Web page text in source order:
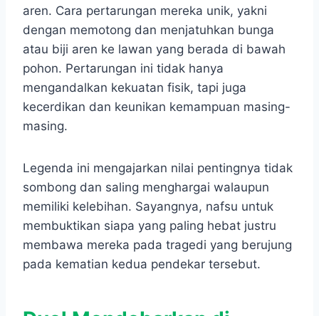
aren. Cara pertarungan mereka unik, yakni
dengan memotong dan menjatuhkan bunga
atau biji aren ke lawan yang berada di bawah
pohon. Pertarungan ini tidak hanya
mengandalkan kekuatan fisik, tapi juga
kecerdikan dan keunikan kemampuan masing-
masing.
Legenda ini mengajarkan nilai pentingnya tidak
sombong dan saling menghargai walaupun
memiliki kelebihan. Sayangnya, nafsu untuk
membuktikan siapa yang paling hebat justru
membawa mereka pada tragedi yang berujung
pada kematian kedua pendekar tersebut.